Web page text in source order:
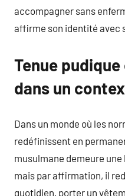
accompagner sans
affirme son identité avec
Tenue
dans un
Dans un monde où les
redéfinissent en
musulmane demeure
mais par affirmation, il
quotidien, porter un